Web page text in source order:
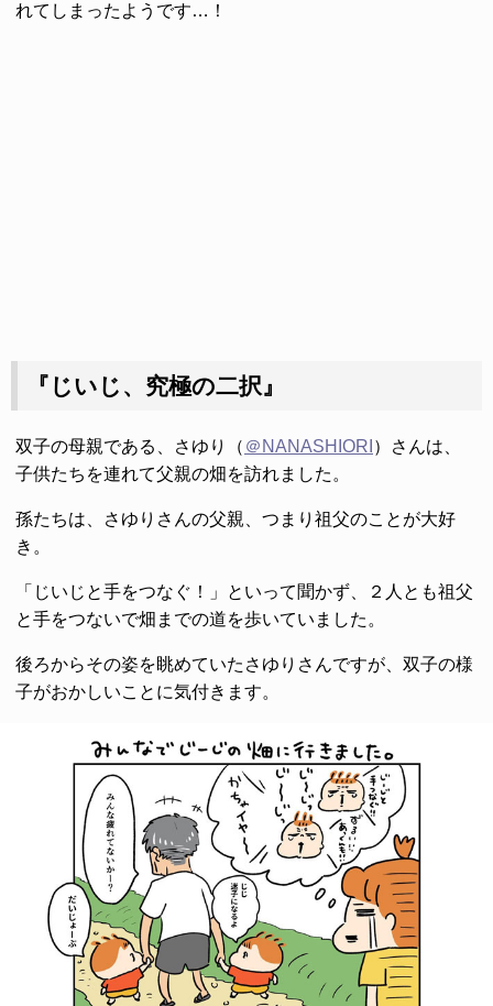
れてしまったようです…！
『じいじ、究極の二択』
双子の母親である、さゆり（ ＠NANASHIORI ）さんは、
子供たちを連れて父親の畑を訪れました。
孫たちは、さゆりさんの父親、つまり祖父のことが大好
き。
「じいじと手をつなぐ！」といって聞かず、２人とも祖父
と手をつないで畑までの道を歩いていました。
後ろからその姿を眺めていたさゆりさんですが、双子の様
子がおかしいことに気付きます。